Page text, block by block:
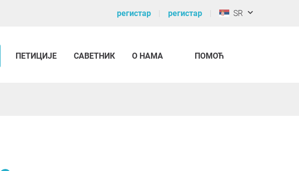
регистар регистар SR
ПЕТИЦИЈЕ САВЕТНИК О НАМА ПОМОЋ